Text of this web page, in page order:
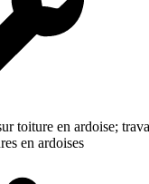
toiture en ardoise;
en ardoises